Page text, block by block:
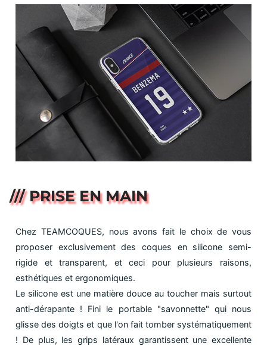
/// PRISE EN MAIN
Chez TEAMCOQUES, nous avons fait le choix de vous
proposer exclusivement des coques en silicone semi-
rigide et transparent, et ceci pour plusieurs raisons,
esthétiques et ergonomiques.
Le silicone est une matière douce au toucher mais surtout
anti-dérapante ! Fini le portable "savonnette" qui nous
glisse des doigts et que l'on fait tomber systématiquement
! De plus, les grips latéraux garantissent une excellente